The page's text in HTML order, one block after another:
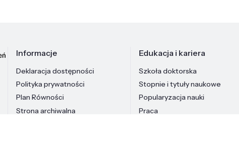
Informacje
Deklaracja dostępności
Polityka prywatności
Plan Równości
Strona archiwalna
Edukacja i kariera
Szkoła doktorska
Stopnie i tytuły naukowe
Popularyzacja nauki
Praca